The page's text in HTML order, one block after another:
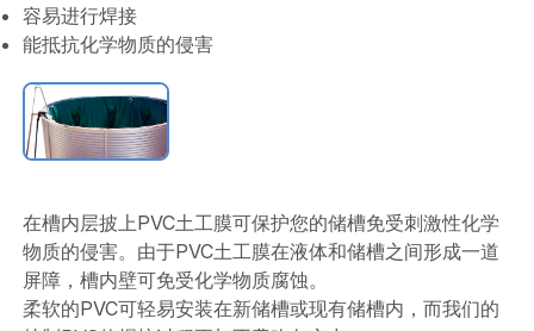
容易进行焊接
能抵抗化学物质的侵害
在槽内层披上PVC土工膜可保护您的储槽免受刺激性化学
物质的侵害。由于PVC土工膜在液体和储槽之间形成一道
屏障，槽内壁可免受化学物质腐蚀。
柔软的PVC可轻易安装在新储槽或现有储槽内，而我们的